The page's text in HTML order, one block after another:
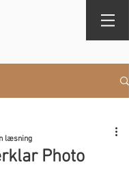
Photo
læsning